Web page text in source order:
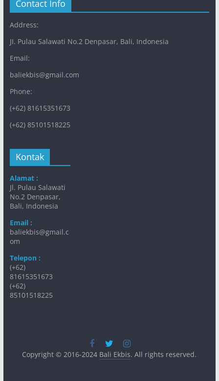
Contact Info
Address:
JI. Pulau Salawati No.2 Denpasar, Bali, Indonesia
Email:
baliekbis@gmail.com
Phone:
(+62) 81615351673
(+62) 85101518225
Kontak
Alamat :
Jl. Pulau Salawati
No.2 Denpasar,
Bali, Indonesia
Email :
baliekbis@gmail.c
om
Telepon :
(+62)
81615351673
(+62)
85101518225
Copyright © 2016-2024 Bali Ekbis. All rights reserved.